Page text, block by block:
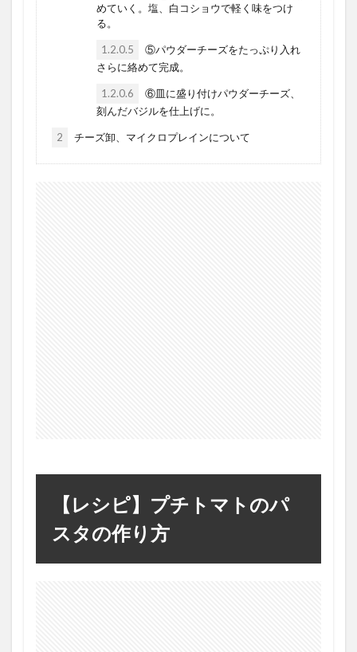
めていく。塩、白コショウで軽く味をつけ
る。
1.2.0.5
⑤パウダーチーズをたっぷり入れ
さらに絡めて完成。
1.2.0.6
⑥皿に盛り付けパウダーチーズ、
刻んだバジルを仕上げに。
2 チーズ卸、マイクロプレインについて
【レシピ】プチトマトのパ
スタの作り方